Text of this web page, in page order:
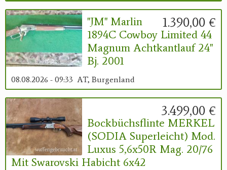
1.390,00 €
"JM" Marlin
1894C Cowboy Limited 44
Magnum Achtkantlauf 24"
Bj. 2001
08.08.2026 - 09:33 AT, Burgenland
3.499,00 €
Bockbüchsflinte MERKEL
(SODIA Superleicht) Mod.
Luxus 5,6x50R Mag. 20/76
Mit Swarovski Habicht 6x42